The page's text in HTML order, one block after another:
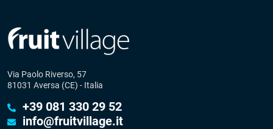
Via Paolo Riverso, 57
81031 Aversa (CE) - Italia
+39 081 330 29 52
info@fruitvillage.it